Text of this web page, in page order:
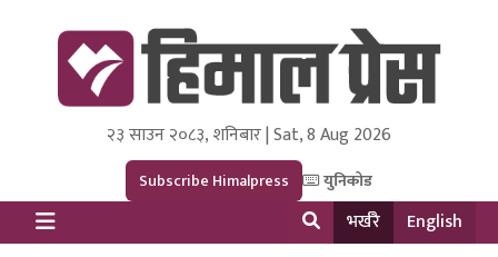
Himal Press
Dot NewsyNepal Media and Research Pvt Ltd.
२३ साउन २०८३, शनिबार | Sat, 8 Aug 2026
Subscribe Himalpress युनिकोड
भर्खरै English